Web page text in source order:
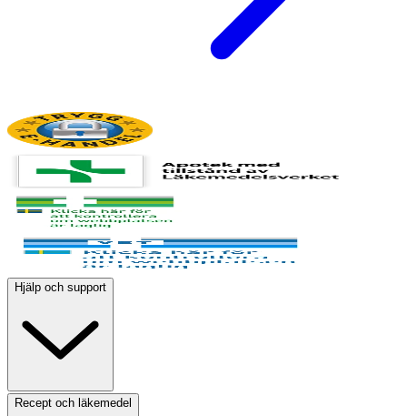
Hjälp och support
Recept och läkemedel